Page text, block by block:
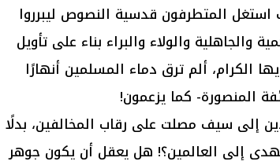
استغل المتطرفون قدسية النصوص ليبرروا
والولاء والبراء بناء على تأويل
الكرام، ألم ترق دماء المسلمين أنهارًا
المنصورة- كما يزعمون!
إلى سيف مصلت على رقاب المخالفين، بدلًا
إلى العالمين؟! هل يعقل أن يكون جوهر